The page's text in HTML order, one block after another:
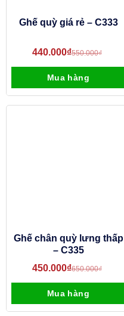
Ghế quỳ giá rẻ – C333
550.000₫
440.000₫
Mua hàng
Ghế chân quỳ lưng thấp
– C335
650.000₫
450.000₫
Mua hàng